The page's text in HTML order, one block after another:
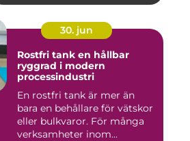
30. jun
Rostfri tank en hållbar
ryggrad i modern
processindustri
En rostfri tank är mer än
bara en behållare för vätskor
eller bulkvaror. För många
verksamheter inom...